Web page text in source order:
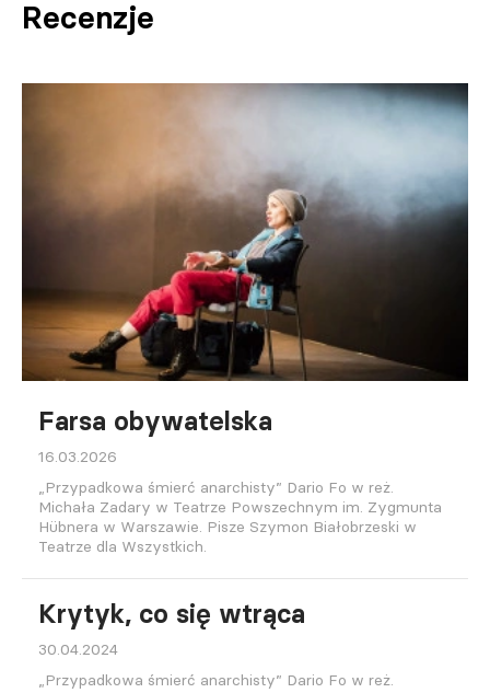
Recenzje
Farsa obywatelska
16.03.2026
„Przypadkowa śmierć anarchisty” Dario Fo w reż.
Michała Zadary w Teatrze Powszechnym im. Zygmunta
Hübnera w Warszawie. Pisze Szymon Białobrzeski w
Teatrze dla Wszystkich.
Krytyk, co się wtrąca
30.04.2024
„Przypadkowa śmierć anarchisty” Dario Fo w reż.